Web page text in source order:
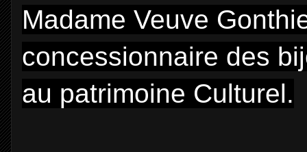
Madame Veuve
concessionnaire des
au patrimoine Culturel.